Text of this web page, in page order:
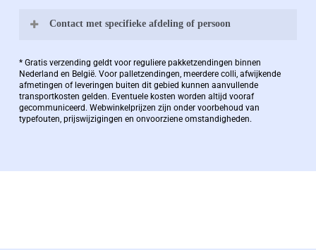
Contact met specifieke afdeling of persoon
Bernard Pauwels:
Zaakvoerder Berdo
bernard@berdo.be
* Gratis verzending geldt voor reguliere pakketzendingen binnen
Nederland en België. Voor palletzendingen, meerdere colli, afwijkende
afmetingen of leveringen buiten dit gebied kunnen aanvullende
transportkosten gelden. Eventuele kosten worden altijd vooraf
gecommuniceerd. Webwinkelprijzen zijn onder voorbehoud van
typefouten, prijswijzigingen en onvoorziene omstandigheden.